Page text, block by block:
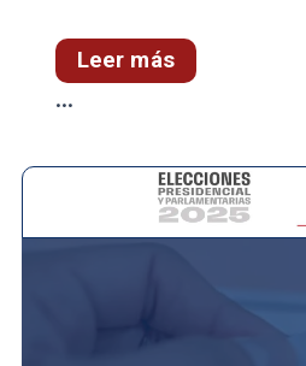
Leer más
...